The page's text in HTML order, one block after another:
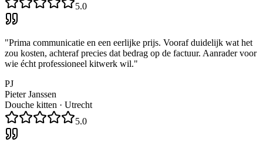
5.0
"Prima communicatie en een eerlijke prijs. Vooraf duidelijk wat het
zou kosten, achteraf precies dat bedrag op de factuur. Aanrader voor
wie écht professioneel kitwerk wil."
PJ
Pieter Janssen
Douche kitten · Utrecht
5.0